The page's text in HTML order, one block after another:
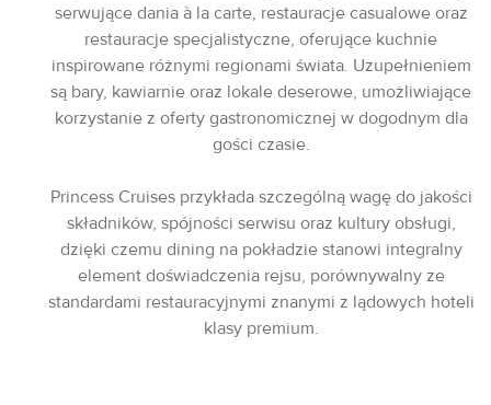
serwujące dania à la carte, restauracje casualowe oraz
restauracje specjalistyczne, oferujące kuchnie
inspirowane różnymi regionami świata. Uzupełnieniem
są bary, kawiarnie oraz lokale deserowe, umożliwiające
korzystanie z oferty gastronomicznej w dogodnym dla
gości czasie.
Princess Cruises przykłada szczególną wagę do jakości
składników, spójności serwisu oraz kultury obsługi,
dzięki czemu dining na pokładzie stanowi integralny
element doświadczenia rejsu, porównywalny ze
standardami restauracyjnymi znanymi z lądowych hoteli
klasy premium.